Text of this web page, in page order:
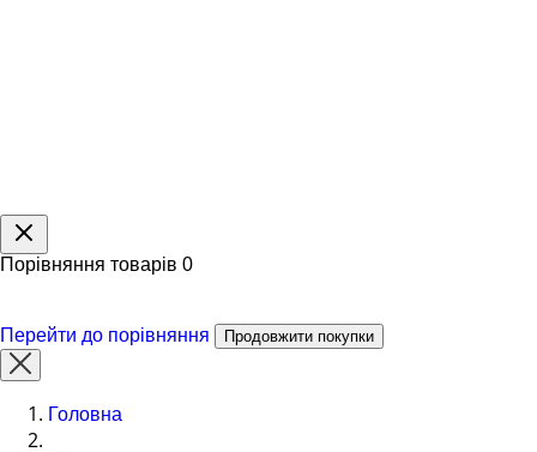
Порівняння товарів 0
Перейти до порівняння Продовжити покупки
Головна